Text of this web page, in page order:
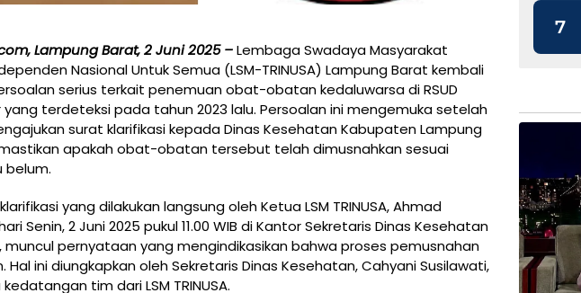
Lampung Barat, 2 Juni 2025 –Lembaga Swadaya Masyarakat
Nasional Untuk Semua (LSM-TRINUSA) Lampung Barat kembali
serius terkait penemuan obat-obatan kedaluwarsa di RSUD
yang terdeteksi pada tahun 2023 lalu. Persoalan ini mengemuka setelah
surat klarifikasi kepada Dinas Kesehatan Kabupaten Lampung
apakah obat-obatan tersebut telah dimusnahkan sesuai
yang dilakukan langsung oleh Ketua LSM TRINUSA, Ahmad
Senin, 2 Juni 2025 pukul 11.00 WIB di Kantor Sekretaris Dinas Kesehatan
muncul pernyataan yang mengindikasikan bahwa proses pemusnahan
Hal ini diungkapkan oleh Sekretaris Dinas Kesehatan, Cahyani Susilawati,
tim dari LSM TRINUSA.
7